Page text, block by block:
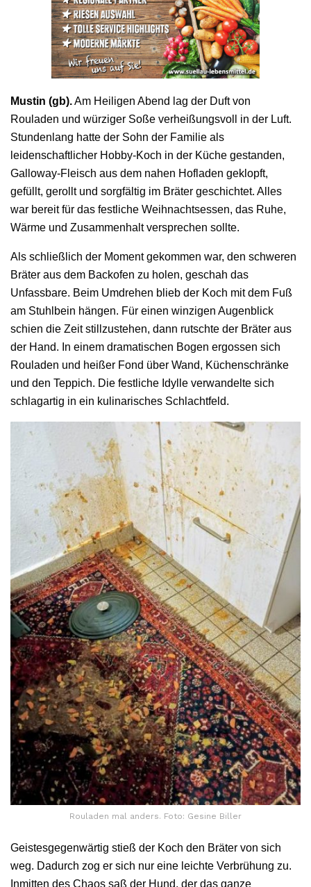
Mustin (gb).Am Heiligen Abend lag der Duft von
Rouladen und würziger Soße verheißungsvoll in der Luft.
Stundenlang hatte der Sohn der Familie als
leidenschaftlicher Hobby-Koch in der Küche gestanden,
Galloway-Fleisch aus dem nahen Hofladen geklopft,
gefüllt, gerollt und sorgfältig im Bräter geschichtet. Alles
war bereit für das festliche Weihnachtsessen, das Ruhe,
Wärme und Zusammenhalt versprechen sollte.
Als schließlich der Moment gekommen war, den schweren
Bräter aus dem Backofen zu holen, geschah das
Unfassbare. Beim Umdrehen blieb der Koch mit dem Fuß
am Stuhlbein hängen. Für einen winzigen Augenblick
schien die Zeit stillzustehen, dann rutschte der Bräter aus
der Hand. In einem dramatischen Bogen ergossen sich
Rouladen und heißer Fond über Wand, Küchenschränke
und den Teppich. Die festliche Idylle verwandelte sich
schlagartig in ein kulinarisches Schlachtfeld.
Rouladen mal anders. Foto: Gesine Biller
Geistesgegenwärtig stieß der Koch den Bräter von sich
weg. Dadurch zog er sich nur eine leichte Verbrühung zu.
Inmitten des Chaos saß der Hund, der das ganze